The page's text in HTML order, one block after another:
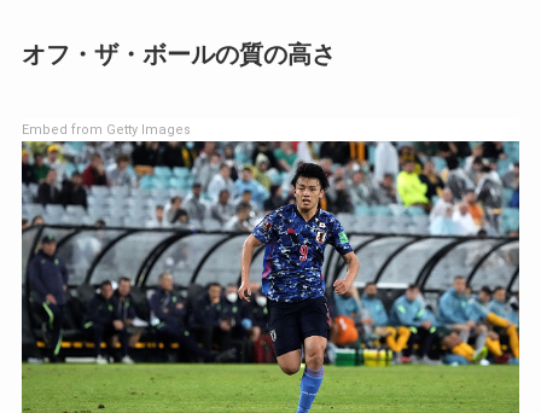
オフ・ザ・ボールの質の高さ
Embed from Getty Images